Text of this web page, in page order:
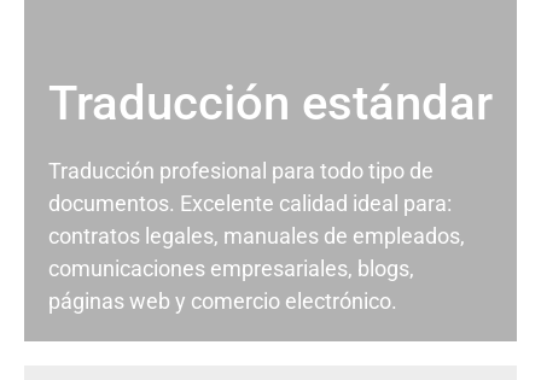
Traducción estándar
Traducción profesional para todo tipo de
documentos. Excelente calidad ideal para:
contratos legales, manuales de empleados,
comunicaciones empresariales, blogs,
páginas web y comercio electrónico.